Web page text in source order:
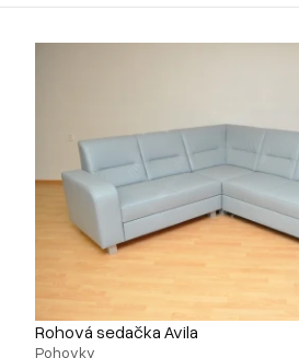
Rohová sedačka Avila
Pohovky